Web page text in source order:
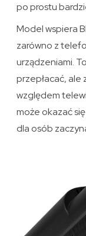
po prostu
Model wspiera
zarówno z
urządzeniami.
przepłacać, ale
względem
może okazać
dla osób